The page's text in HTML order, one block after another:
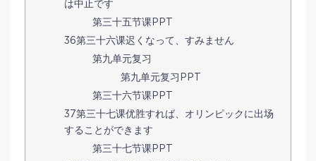
は中止です
第三十五节课PPT
36第三十六课迟くなって、すみません
第九单元复习
第九单元复习PPT
第三十六节课PPT
37第三十七课优胜すれば、オリンピックに出场
することができます
第三十七节课PPT